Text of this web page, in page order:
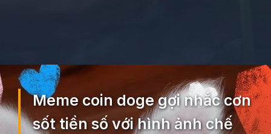
Đang mở https://ocopaz.vn/doge-meme-552
Meme coin doge gợi nhắc cơn
sốt tiền số với hình ảnh chế